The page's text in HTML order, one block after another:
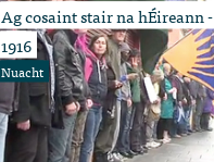
Ag cosaint stair na hÉireann -
1916
Nuacht